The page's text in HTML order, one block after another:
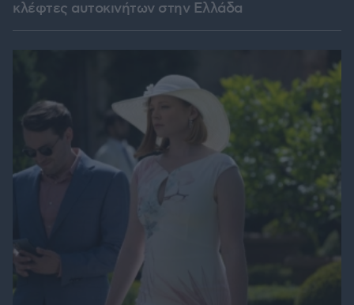
κλέφτες αυτοκινήτων στην Ελλάδα